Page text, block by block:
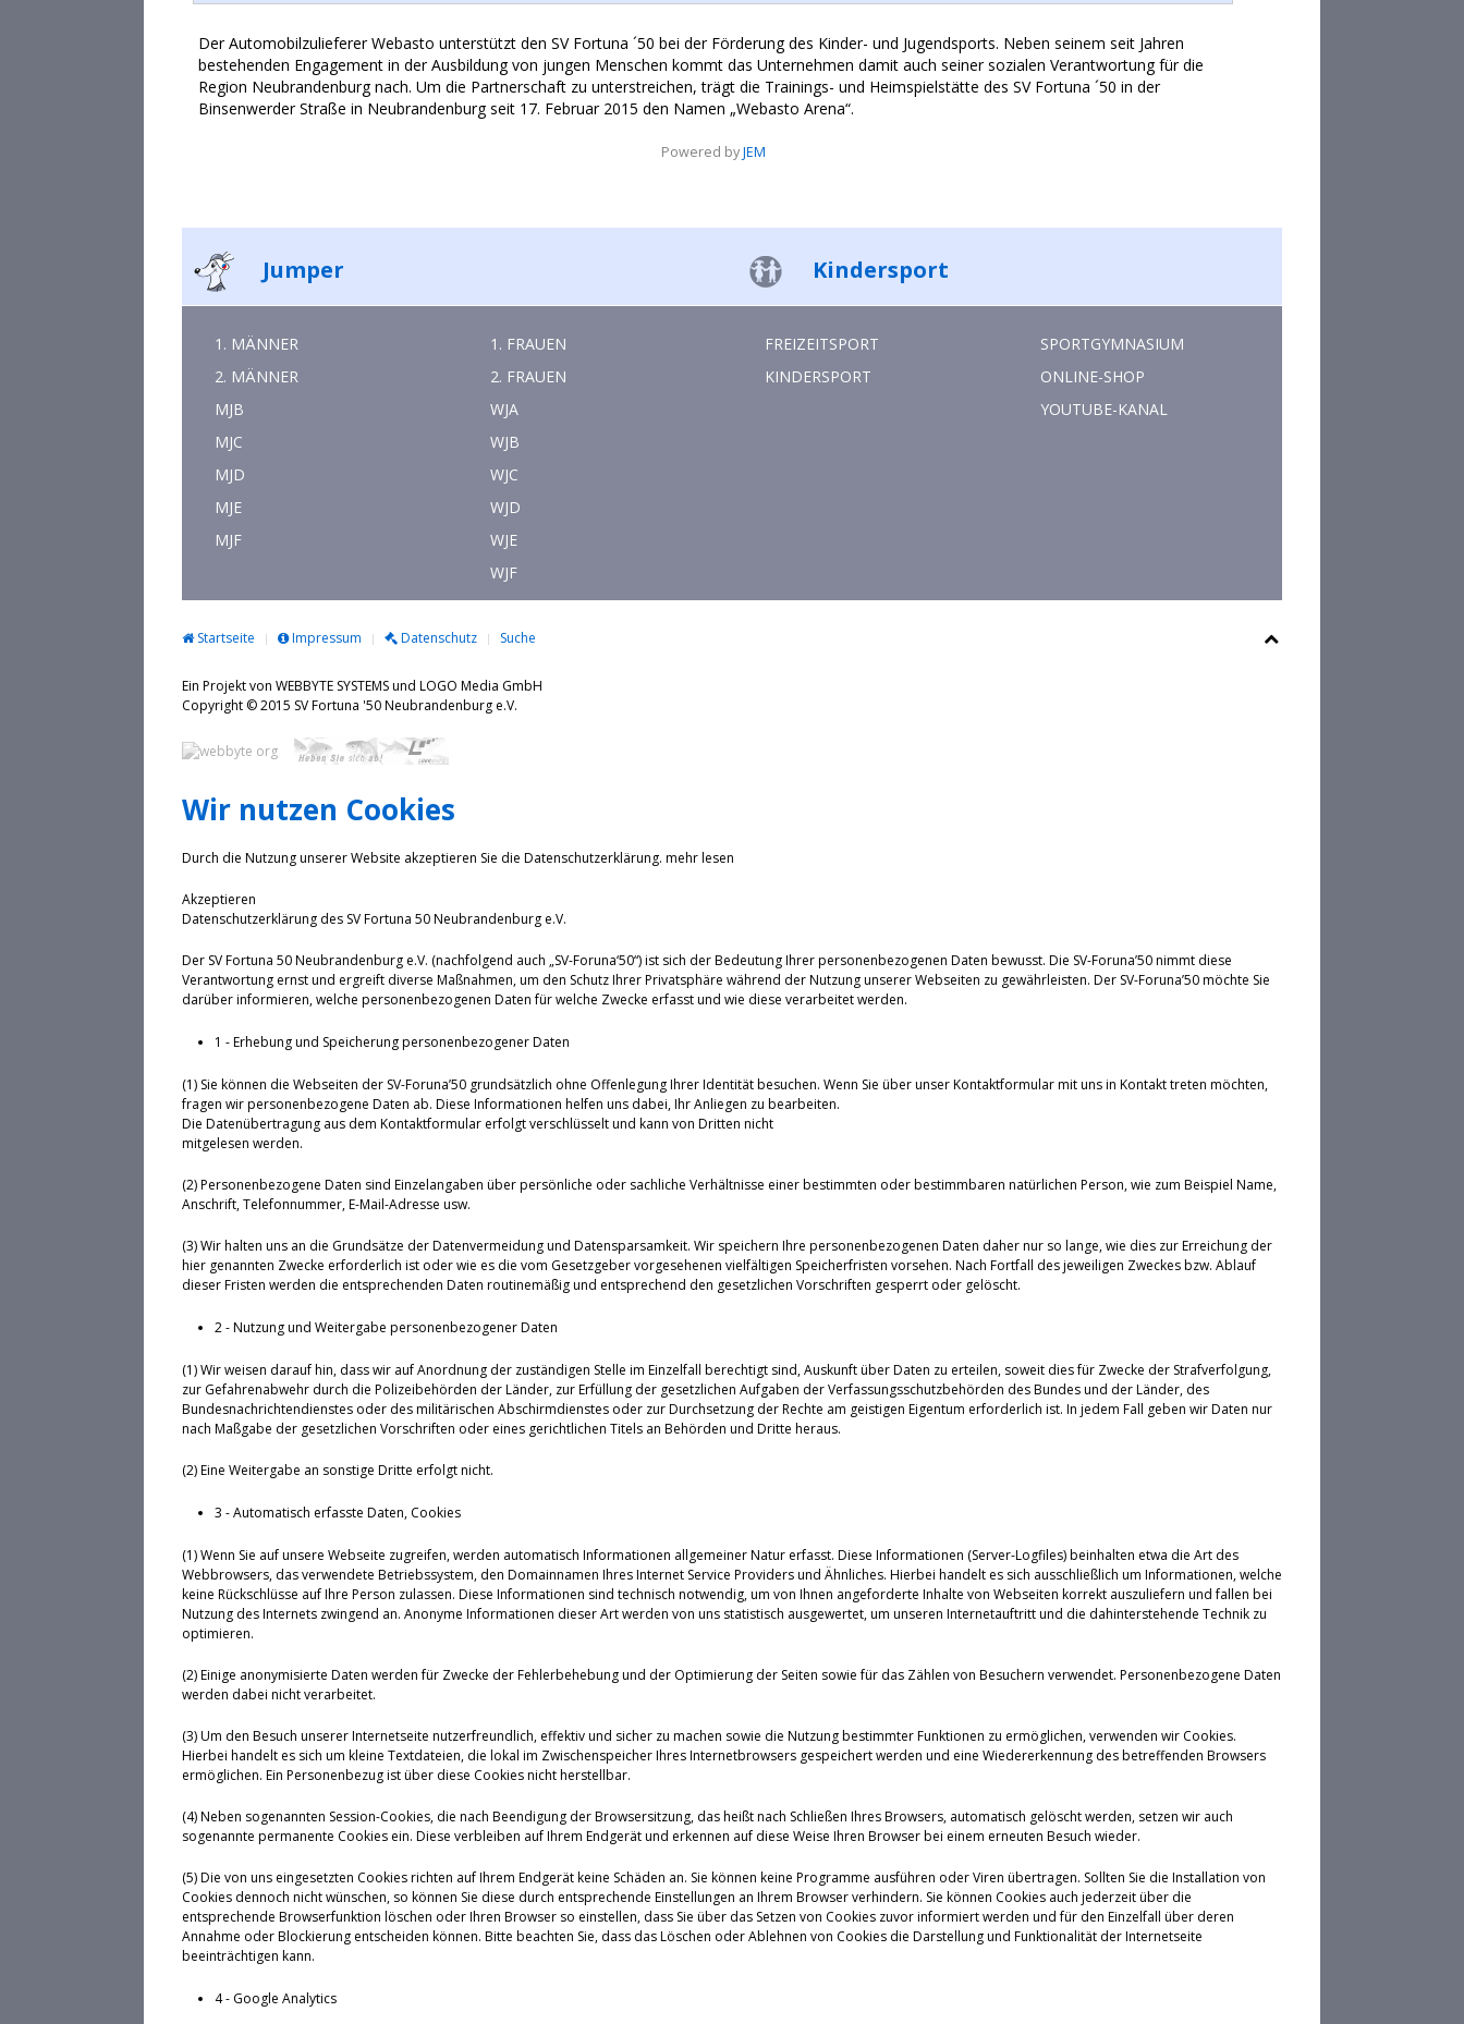
Der Automobilzulieferer Webasto unterstützt den SV Fortuna ´50 bei der Förderung des Kinder- und Jugendsports. Neben seinem seit Jahren
bestehenden Engagement in der Ausbildung von jungen Menschen kommt das Unternehmen damit auch seiner sozialen Verantwortung für die
Region Neubrandenburg nach. Um die Partnerschaft zu unterstreichen, trägt die Trainings- und Heimspielstätte des SV Fortuna ´50 in der
Binsenwerder Straße in Neubrandenburg seit 17. Februar 2015 den Namen „Webasto Arena“.
Powered byJEM
Jumper Kindersport
1. MÄNNER
2. MÄNNER
MJB
MJC
MJD
MJE
MJF
1. FRAUEN
2. FRAUEN
WJA
WJB
WJC
WJD
WJE
WJF
FREIZEITSPORT
KINDERSPORT
SPORTGYMNASIUM
ONLINE-SHOP
YOUTUBE-KANAL
Startseite Impressum Datenschutz Suche
Ein Projekt von WEBBYTE SYSTEMS und LOGO Media GmbH
Copyright © 2015 SV Fortuna '50 Neubrandenburg e.V.
Wir nutzen Cookies
Durch die Nutzung unserer Website akzeptieren Sie die Datenschutzerklärung. mehr lesen
Akzeptieren
Datenschutzerklärung des SV Fortuna 50 Neubrandenburg e.V.
Der SV Fortuna 50 Neubrandenburg e.V. (nachfolgend auch „SV-Foruna‘50“) ist sich der Bedeutung Ihrer personenbezogenen Daten bewusst. Die SV-Foruna’50 nimmt diese
Verantwortung ernst und ergreift diverse Maßnahmen, um den Schutz Ihrer Privatsphäre während der Nutzung unserer Webseiten zu gewährleisten. Der SV-Foruna’50 möchte Sie
darüber informieren, welche personenbezogenen Daten für welche Zwecke erfasst und wie diese verarbeitet werden.
1 - Erhebung und Speicherung personenbezogener Daten
(1) Sie können die Webseiten der SV-Foruna’50 grundsätzlich ohne Offenlegung Ihrer Identität besuchen. Wenn Sie über unser Kontaktformular mit uns in Kontakt treten möchten,
fragen wir personenbezogene Daten ab. Diese Informationen helfen uns dabei, Ihr Anliegen zu bearbeiten.
Die Datenübertragung aus dem Kontaktformular erfolgt verschlüsselt und kann von Dritten nicht
mitgelesen werden.
(2) Personenbezogene Daten sind Einzelangaben über persönliche oder sachliche Verhältnisse einer bestimmten oder bestimmbaren natürlichen Person, wie zum Beispiel Name,
Anschrift, Telefonnummer, E-Mail-Adresse usw.
(3) Wir halten uns an die Grundsätze der Datenvermeidung und Datensparsamkeit. Wir speichern Ihre personenbezogenen Daten daher nur so lange, wie dies zur Erreichung der
hier genannten Zwecke erforderlich ist oder wie es die vom Gesetzgeber vorgesehenen vielfältigen Speicherfristen vorsehen. Nach Fortfall des jeweiligen Zweckes bzw. Ablauf
dieser Fristen werden die entsprechenden Daten routinemäßig und entsprechend den gesetzlichen Vorschriften gesperrt oder gelöscht.
2 - Nutzung und Weitergabe personenbezogener Daten
(1) Wir weisen darauf hin, dass wir auf Anordnung der zuständigen Stelle im Einzelfall berechtigt sind, Auskunft über Daten zu erteilen, soweit dies für Zwecke der Strafverfolgung,
zur Gefahrenabwehr durch die Polizeibehörden der Länder, zur Erfüllung der gesetzlichen Aufgaben der Verfassungsschutzbehörden des Bundes und der Länder, des
Bundesnachrichtendienstes oder des militärischen Abschirmdienstes oder zur Durchsetzung der Rechte am geistigen Eigentum erforderlich ist. In jedem Fall geben wir Daten nur
nach Maßgabe der gesetzlichen Vorschriften oder eines gerichtlichen Titels an Behörden und Dritte heraus.
(2) Eine Weitergabe an sonstige Dritte erfolgt nicht.
3 - Automatisch erfasste Daten, Cookies
(1) Wenn Sie auf unsere Webseite zugreifen, werden automatisch Informationen allgemeiner Natur erfasst. Diese Informationen (Server-Logfiles) beinhalten etwa die Art des
Webbrowsers, das verwendete Betriebssystem, den Domainnamen Ihres Internet Service Providers und Ähnliches. Hierbei handelt es sich ausschließlich um Informationen, welche
keine Rückschlüsse auf Ihre Person zulassen. Diese Informationen sind technisch notwendig, um von Ihnen angeforderte Inhalte von Webseiten korrekt auszuliefern und fallen bei
Nutzung des Internets zwingend an. Anonyme Informationen dieser Art werden von uns statistisch ausgewertet, um unseren Internetauftritt und die dahinterstehende Technik zu
optimieren.
(2) Einige anonymisierte Daten werden für Zwecke der Fehlerbehebung und der Optimierung der Seiten sowie für das Zählen von Besuchern verwendet. Personenbezogene Daten
werden dabei nicht verarbeitet.
(3) Um den Besuch unserer Internetseite nutzerfreundlich, effektiv und sicher zu machen sowie die Nutzung bestimmter Funktionen zu ermöglichen, verwenden wir Cookies.
Hierbei handelt es sich um kleine Textdateien, die lokal im Zwischenspeicher Ihres Internetbrowsers gespeichert werden und eine Wiedererkennung des betreffenden Browsers
ermöglichen. Ein Personenbezug ist über diese Cookies nicht herstellbar.
(4) Neben sogenannten Session-Cookies, die nach Beendigung der Browsersitzung, das heißt nach Schließen Ihres Browsers, automatisch gelöscht werden, setzen wir auch
sogenannte permanente Cookies ein. Diese verbleiben auf Ihrem Endgerät und erkennen auf diese Weise Ihren Browser bei einem erneuten Besuch wieder.
(5) Die von uns eingesetzten Cookies richten auf Ihrem Endgerät keine Schäden an. Sie können keine Programme ausführen oder Viren übertragen. Sollten Sie die Installation von
Cookies dennoch nicht wünschen, so können Sie diese durch entsprechende Einstellungen an Ihrem Browser verhindern. Sie können Cookies auch jederzeit über die
entsprechende Browserfunktion löschen oder Ihren Browser so einstellen, dass Sie über das Setzen von Cookies zuvor informiert werden und für den Einzelfall über deren
Annahme oder Blockierung entscheiden können. Bitte beachten Sie, dass das Löschen oder Ablehnen von Cookies die Darstellung und Funktionalität der Internetseite
beeinträchtigen kann.
4 - Google Analytics